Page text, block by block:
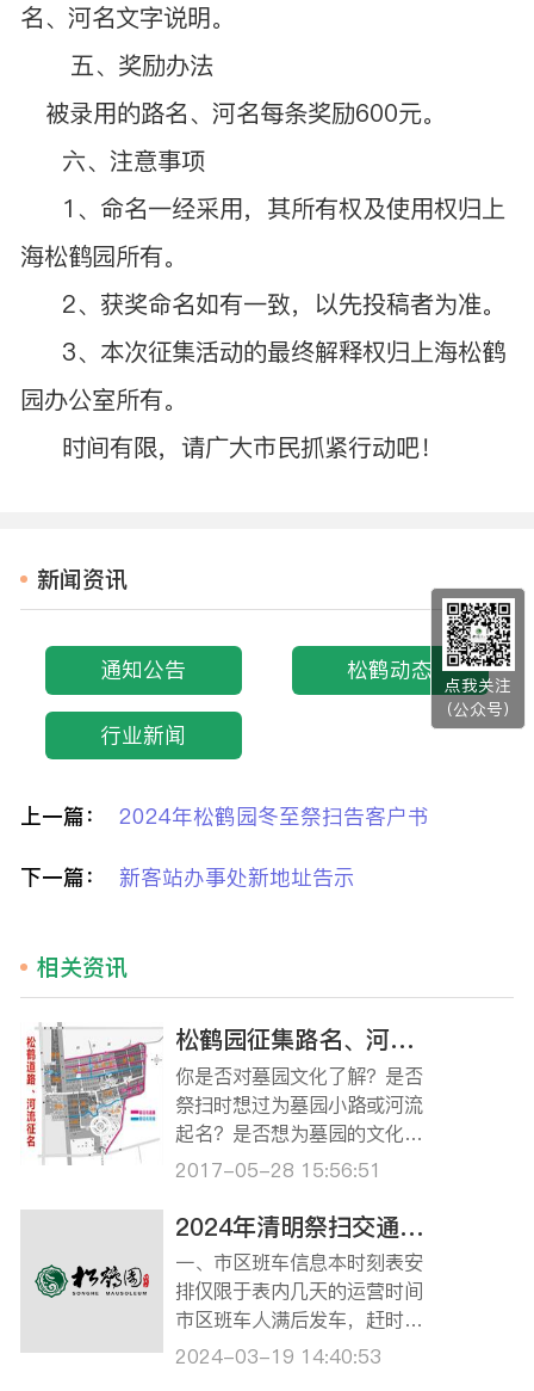
名、河名文字说明。
五、奖励办法
被录用的路名、河名每条奖励600元。
六、注意事项
1、命名一经采用，其所有权及使用权归上
海松鹤园所有。
2、获奖命名如有一致，以先投稿者为准。
3、本次征集活动的最终解释权归上海松鹤
园办公室所有。
时间有限，请广大市民抓紧行动吧！
新闻资讯
通知公告 松鹤动态
行业新闻
上一篇： 2024年松鹤园冬至祭扫告客户书
下一篇： 新客站办事处新地址告示
相关资讯
松鹤园征集路名、河名活动开始啦！ ‘由你说了算’ ——命名征集令
你是否对墓园文化了解？是否
祭扫时想过为墓园小路或河流
起名？是否想为墓园的文化建
设增添一份力量？那就请不要
路名河名‘由你说了算’命名征集
活动中吧！如果你的命名被选
中，就有机会获得600元现金
奖励哦！是否跃跃欲试了？那
就赶快看一下活…
2017-05-28 15:56:51
2024年清明祭扫交通指南
一、市区班车信息本时刻表安
排仅限于表内几天的运营时间
市区班车人满后发车，赶时间
的客户建议自行前往松鹤园。
2024-03-19 14:40:53
点我关注
（公众号）